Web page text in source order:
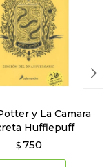
y La Camara
Hufflepuff
$ 750